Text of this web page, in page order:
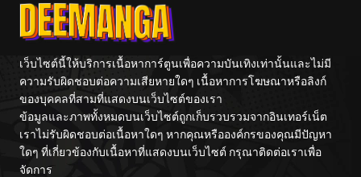
เว็บไซต์นี้ให้บริการเนื้อหาการ์ตูนเพื่อความบันเทิงเท่านั้นและไม่มี
ความรับผิดชอบต่อความเสียหายใดๆ เนื้อหาการโฆษณาหรือลิงก์
ของบุคคลที่สามที่แสดงบนเว็บไซต์ของเรา
ข้อมูลและภาพทั้งหมดบนเว็บไซต์ถูกเก็บรวบรวมจากอินเทอร์เน็ต
เราไม่รับผิดชอบต่อเนื้อหาใดๆ หากคุณหรือองค์กรของคุณมีปัญหา
ใดๆ ที่เกี่ยวข้องกับเนื้อหาที่แสดงบนเว็บไซต์ กรุณาติดต่อเราเพื่อ
จัดการ